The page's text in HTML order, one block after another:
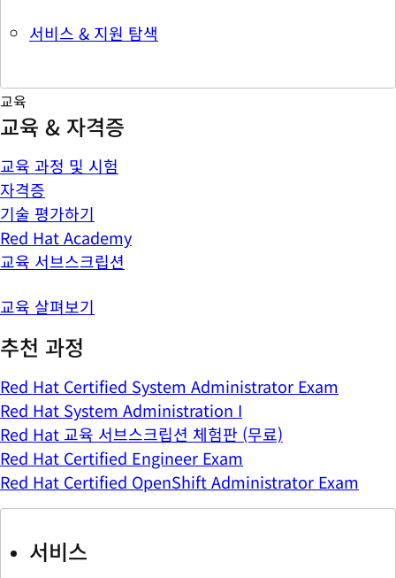
서비스 & 지원 탐색
교육
교육 & 자격증
교육 과정 및 시험
자격증
기술 평가하기
Red Hat Academy
교육 서브스크립션
교육 살펴보기
추천 과정
Red Hat Certified System Administrator Exam
Red Hat System Administration I
Red Hat 교육 서브스크립션 체험판 (무료)
Red Hat Certified Engineer Exam
Red Hat Certified OpenShift Administrator Exam
서비스